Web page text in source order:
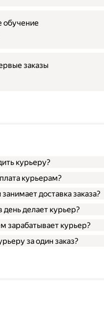
обучение
заказы
курьеру?
курьерам?
доставка заказа?
день делает курьер?
зарабатывает курьер?
за один заказ?